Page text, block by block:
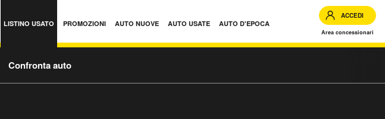
LISTINO USATO PROMOZIONI AUTO NUOVE AUTO USATE AUTO D'EPOCA
ACCEDI
Area concessionari
Confronta auto